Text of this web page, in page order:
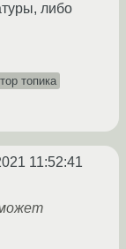
либо
топика
11:52:41